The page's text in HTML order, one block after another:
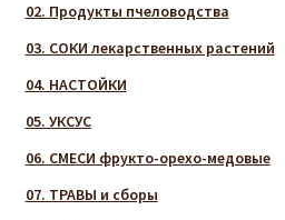
02. Продукты пчеловодства
03. СОКИ лекарственных растений
04. НАСТОЙКИ
05. УКСУС
06. СМЕСИ фрукто-орехо-медовые
07. ТРАВЫ и сборы